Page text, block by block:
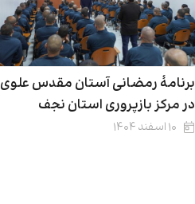
برنامۀ رمضانی آستان مقدس علوی
در مرکز بازپروری استان نجف
۱۰ اسفند ۱۴۰۴